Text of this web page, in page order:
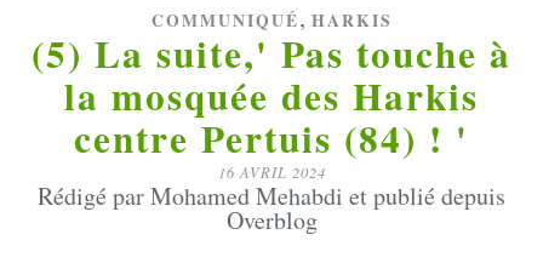
COMMUNIQUÉ, HARKIS
(5) La suite,' Pas touche à
la mosquée des Harkis
centre Pertuis (84) ! '
16 AVRIL 2024
Rédigé par Mohamed Mehabdi et publié depuis
Overblog